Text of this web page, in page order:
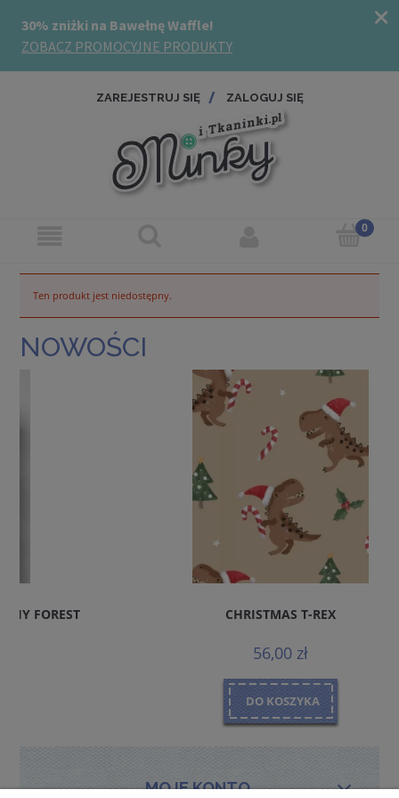
ZAREJESTRUJ SIĘ ZALOGUJ SIĘ
Ten produkt jest niedostępny.
NOWOŚCI
CHRISTMAS T-REX
DO KOSZYKA
MOJE KONTO